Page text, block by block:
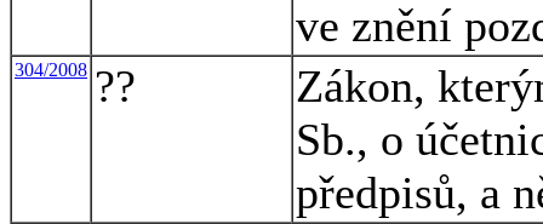
ve znění
304/2008 ??
Zákon,
Sb., o
předpisů, a